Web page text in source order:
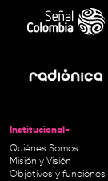
Institucional-
Quiénes Somos
Misión y Visión
Objetivos y funciones